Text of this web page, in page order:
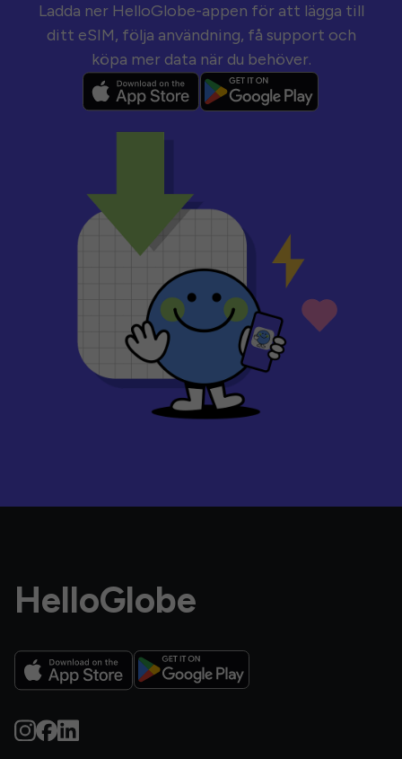
Ladda ner HelloGlobe-appen för att lägga till
ditt eSIM, följa användning, få support och
köpa mer data när du behöver.
HelloGlobe